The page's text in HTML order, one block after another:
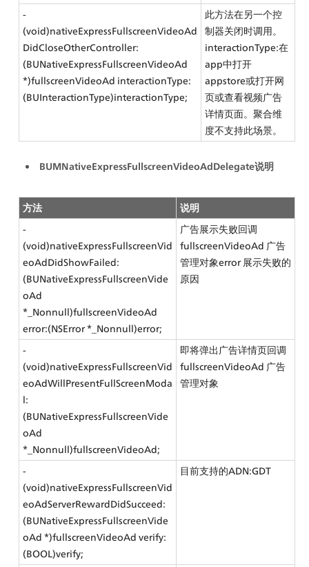
-
(void)nativeExpressFullscreenVideoAd
DidCloseOtherController:
(BUNativeExpressFullscreenVideoAd
*)fullscreenVideoAd interactionType:
(BUInteractionType)interactionType;
此方法在另一个控
制器关闭时调用。
interactionType:在
app中打开
appstore或打开网
页或查看视频广告
详情页面。聚合维
度不支持此场景。
BUMNativeExpressFullscreenVideoAdDelegate说明
方法
说明
-
(void)nativeExpressFullscreenVid
eoAdDidShowFailed:
(BUNativeExpressFullscreenVide
oAd
*_Nonnull)fullscreenVideoAd
error:(NSError *_Nonnull)error;
广告展示失败回调
fullscreenVideoAd 广告
管理对象error 展示失败的
原因
-
(void)nativeExpressFullscreenVid
eoAdWillPresentFullScreenModa
l:
(BUNativeExpressFullscreenVide
oAd
*_Nonnull)fullscreenVideoAd;
即将弹出广告详情页回调
fullscreenVideoAd 广告
管理对象
-
(void)nativeExpressFullscreenVid
eoAdServerRewardDidSucceed:
(BUNativeExpressFullscreenVide
oAd *)fullscreenVideoAd verify:
(BOOL)verify;
目前支持的ADN:GDT